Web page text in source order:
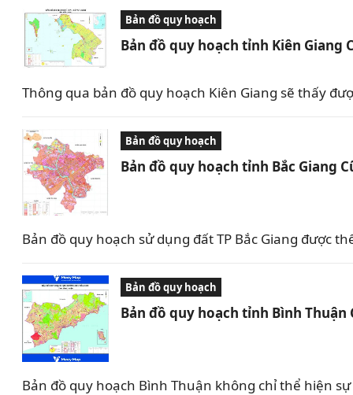
Bản đồ quy hoạch
Bản đồ quy hoạch tỉnh Kiên Giang
Thông qua bản đồ quy hoạch Kiên Giang sẽ thấy
Bản đồ quy hoạch
Bản đồ quy hoạch tỉnh Bắc Giang
Bản đồ quy hoạch sử dụng đất TP Bắc Giang được
Bản đồ quy hoạch
Bản đồ quy hoạch tỉnh Bình Thuận
Bản đồ quy hoạch Bình Thuận không chỉ thể hiện